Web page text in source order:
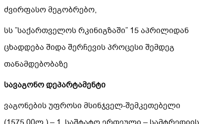
ძვირფასო მეგობრებო,
სს ”საქართველოს რკინიგზაში” 15 აპრილიდან
ცხადდება შიდა შერჩევის პროცესი შემდეგ
თანამდებობაზე
სავაგონო დეპარტამენტი
ვაგონების უფროსი მსინჯველ-შემკეთებელი